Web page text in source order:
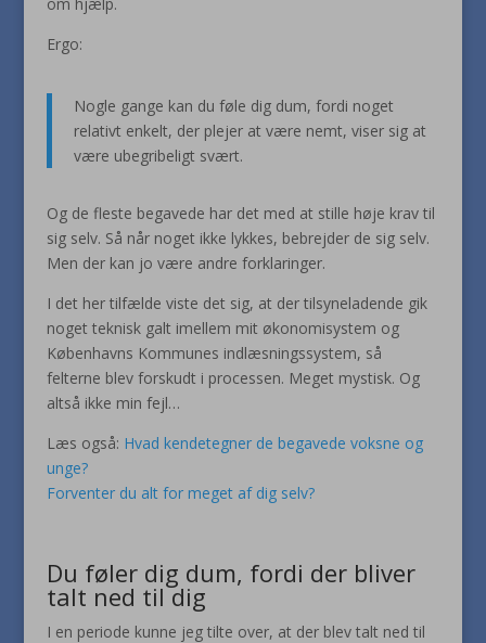
Ergo:
Nogle gange kan du føle dig dum, fordi noget
relativt enkelt, der plejer at være nemt, viser sig at
være ubegribeligt svært.
Og de fleste begavede har det med at stille høje krav til
sig selv. Så når noget ikke lykkes, bebrejder de sig selv.
Men der kan jo være andre forklaringer.
I det her tilfælde viste det sig, at der tilsyneladende gik
noget teknisk galt imellem mit økonomisystem og
Københavns Kommunes indlæsningssystem, så
felterne blev forskudt i processen. Meget mystisk. Og
altså ikke min fejl…
Læs også: Hvad kendetegner de begavede voksne og
unge?
Forventer du alt for meget af dig selv?
Du føler dig dum, fordi der bliver
talt ned til dig
I en periode kunne jeg tilte over, at der blev talt ned til